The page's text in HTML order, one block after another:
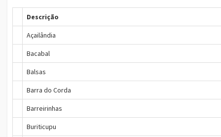
Descrição
Açailândia
Bacabal
Balsas
Barra do Corda
Barreirinhas
Buriticupu